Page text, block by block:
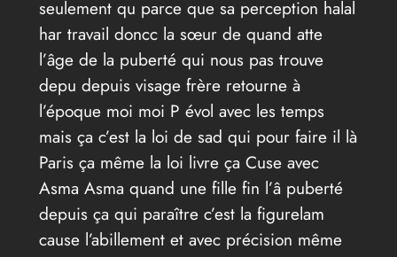
seulement qu parce que sa perception halal
har travail doncc la sœur de quand atte
l’âge de la puberté qui nous pas trouve
depu depuis visage frère retourne à
l’époque moi moi P évol avec les temps
mais ça c’est la loi de sad qui pour faire il là
Paris ça même la loi livre ça Cuse avec
Asma Asma quand une fille fin l’â puberté
depuis ça qui paraître c’est la figurelam
cause l’abillement et avec précision même